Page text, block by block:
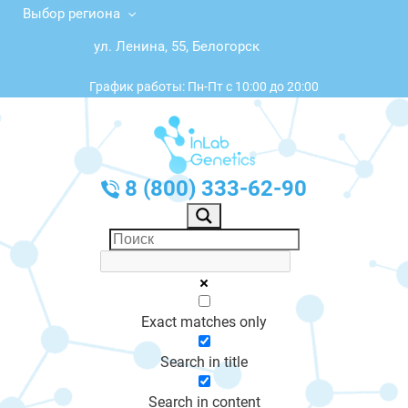
Выбор региона
ул. Ленина, 55, Белогорск
График работы: Пн-Пт с 10:00 до 20:00
8 (800) 333-62-90
Exact matches only
Search in title
Search in content